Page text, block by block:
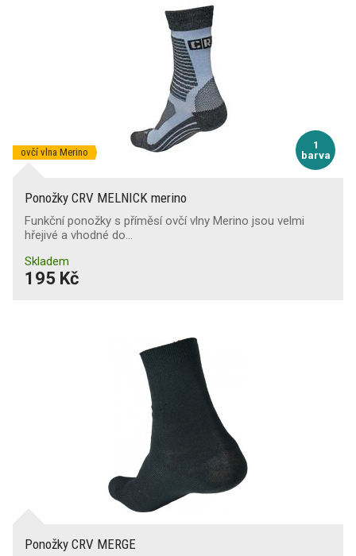
1
barva
ovčí vlna Merino
Ponožky CRV MELNICK merino
Funkční ponožky s příměsí ovčí vlny Merino jsou velmi
hřejivé a vhodné do…
Skladem
195 Kč
Ponožky CRV MERGE